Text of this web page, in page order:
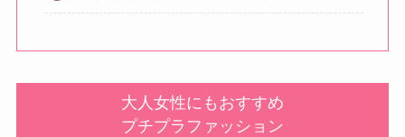
大人女性にもおすすめ
プチプラファッション